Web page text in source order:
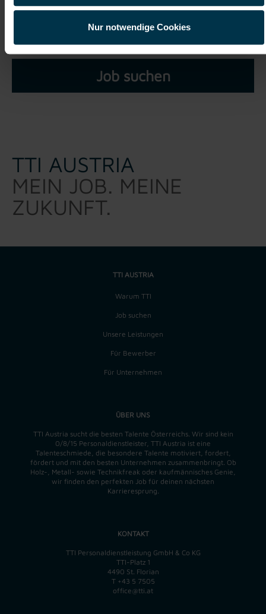
Nur notwendige Cookies
Job suchen
TTI AUSTRIA
MEIN JOB. MEINE
ZUKUNFT.
TTI AUSTRIA
Warum TTI
Job suchen
Unsere Leistungen
Für Bewerber
Für Unternehmen
ÜBER UNS
TTI Austria sucht die besten Talente Österreichs. Wir sind kein
0/8/15 Personaldienstleister, TTI Austria ist eine
Talenteschmiede, die besondere Talente motiviert, fordert,
fördert und mit den besten Unternehmen zusammenbringt. Ob
Holz-, Metall- sowie Technikfreak oder kaufmännisches Genie,
wir finden den perfekten Job für deinen nächsten
Karrieresprung.
KONTAKT
TTI Personaldienstleistung GmbH & Co KG
TTI-Platz 1
4490 St. Florian
T +43 5 7505
office@tti.at